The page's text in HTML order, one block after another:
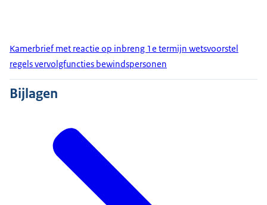
Kamerbrief met reactie op inbreng 1e termijn wetsvoorstel
regels vervolgfuncties bewindspersonen
Bijlagen